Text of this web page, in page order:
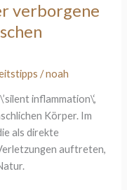
verborgene
/noah
inflammation\‘,
Körper. Im
als direkte
auftreten,